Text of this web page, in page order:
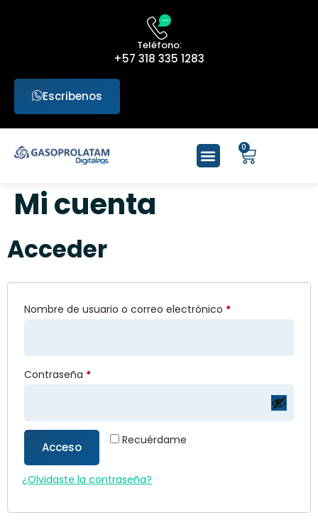
Teléfono:
+57 318 335 1283
Escribenos
0
Mi cuenta
Acceder
Nombre de usuario o correo electrónico *
Contraseña *
Recuérdame
Acceso
¿Olvidaste la contraseña?